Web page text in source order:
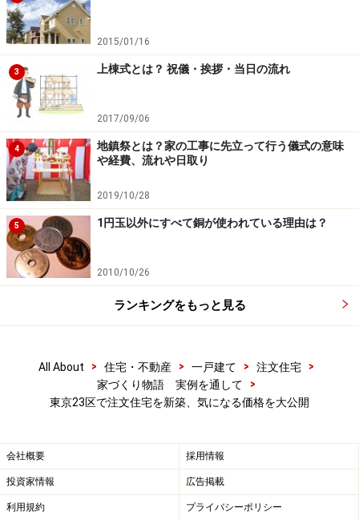
注文住宅では工事費用の妥当性を測るバロメーターとし
て１坪当たりの単価が使われますが、本邸は延べ床面積
が22.77坪（75.28平方メートル）ですので、本体価格
1536万円で割ると１坪＝約67.5万円になります。
北側斜線の傾斜を利用した「固定階段付きロフト」
建築工事にあたってはオプション工事をお願いしてお
り、右の写真が「固定階段付きロフト」です。要は屋根
裏空間なのですが、広さが約6.5帖、天井高も最高で1.4
メートルあり、居室として十分使用できそうな仕上がり
種高度地区のため北側斜線の規制があり、屋根はかなり
急勾配にならざるを得ませんでした。そこで、屋根勾配
の高低差を利用して小屋裏空間を間取りに取り入れても
夫しました」と設計担当者は説明します。写真の天井が
急勾配なのは、急勾配な屋根がそのまま小屋裏の天井に
なっているからです。
2015/01/16
3 上棟式とは？ 祝儀・挨拶・当日の流れ
2017/09/06
4
地鎮祭とは？家の工事に先立って行う儀式の意味
や経費、流れや日取り
2019/10/28
5 1円玉以外にすべて銅が使われている理由は？
2010/10/26
ランキングをもっと見る
All About > 住宅・不動産 > 一戸建て > 注文住宅
>
家づくり物語 実例を通して
>
東京23区で注文住宅を新築、気になる価格を大公開
会社概要 採用情報
投資家情報 広告掲載
利用規約 プライバシーポリシー